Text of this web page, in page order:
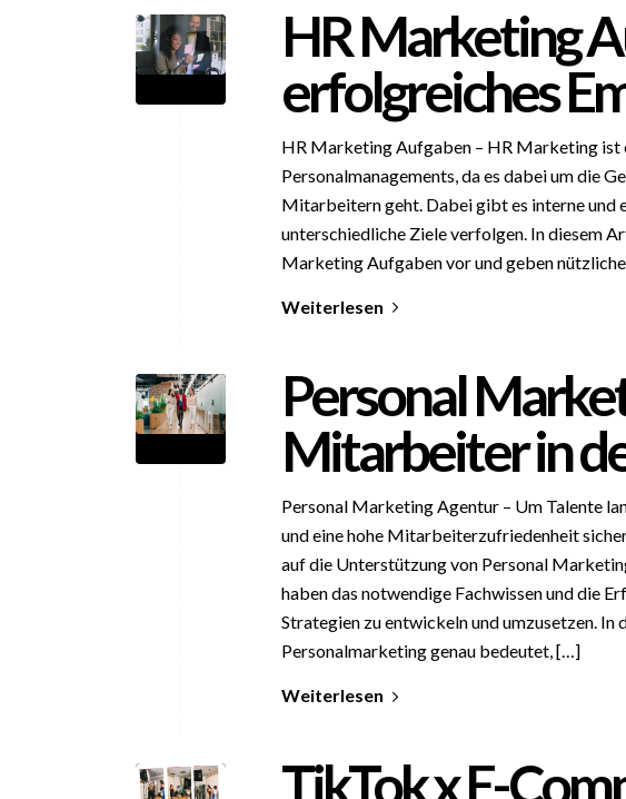
HR Marketing
erfolgreiches
HR Marketing Aufgaben – HR Marketing ist
Personalmanagements, da es dabei um die
Mitarbeitern geht. Dabei gibt es interne und
unterschiedliche Ziele verfolgen. In diesem
Marketing Aufgaben vor und geben
Weiterlesen
Personal
Mitarbeiter in
Personal Marketing Agentur – Um Talente
und eine hohe Mitarbeiterzufriedenheit
auf die Unterstützung von Personal
haben das notwendige Fachwissen und die
Strategien zu entwickeln und umzusetzen. In
Personalmarketing genau bedeutet, […]
Weiterlesen
TikTok x E-